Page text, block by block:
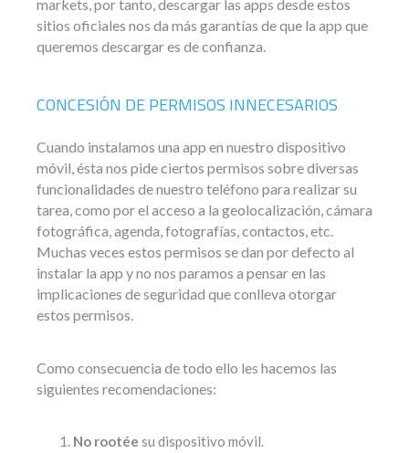
markets, por tanto, descargar las apps desde estos
sitios oficiales nos da más garantías de que la app que
queremos descargar es de confianza.
CONCESIÓN DE PERMISOS INNECESARIOS
Cuando instalamos una app en nuestro dispositivo
móvil, ésta nos pide ciertos permisos sobre diversas
funcionalidades de nuestro teléfono para realizar su
tarea, como por el acceso a la geolocalización, cámara
fotográfica, agenda, fotografías, contactos, etc.
Muchas veces estos permisos se dan por defecto al
instalar la app y no nos paramos a pensar en las
implicaciones de seguridad que conlleva otorgar
estos permisos.
Como consecuencia de todo ello les hacemos las
siguientes recomendaciones:
No rootée su dispositivo móvil.